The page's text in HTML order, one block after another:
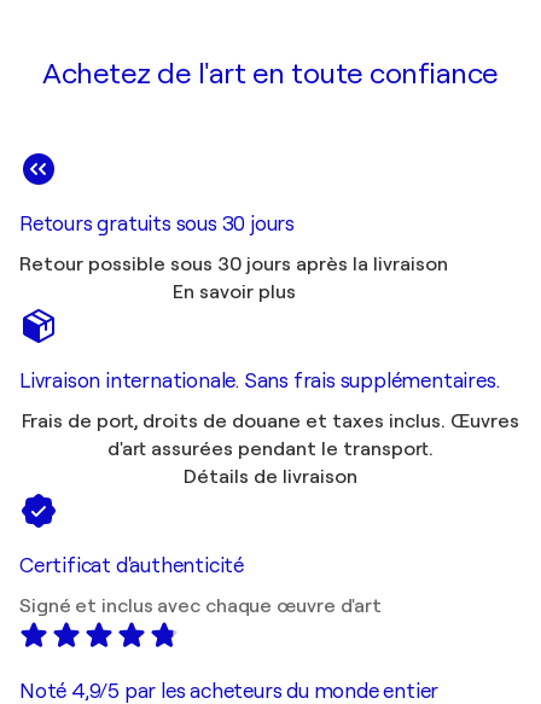
Achetez de l'art en toute confiance
Retours gratuits sous 30 jours
Retour possible sous 30 jours après la livraison
En savoir plus
Livraison internationale. Sans frais supplémentaires.
Frais de port, droits de douane et taxes inclus. Œuvres
d'art assurées pendant le transport.
Détails de livraison
Certificat d'authenticité
Signé et inclus avec chaque œuvre d'art
Noté 4,9/5 par les acheteurs du monde entier